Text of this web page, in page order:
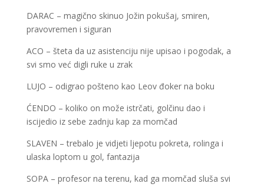
DARAC – magično skinuo Jožin pokušaj, smiren,
pravovremen i siguran
ACO – šteta da uz asistenciju nije upisao i pogodak, a
svi smo već digli ruke u zrak
LUJO – odigrao pošteno kao Leov đoker na boku
ĆENDO – koliko on može istrčati, golčinu dao i
iscijedio iz sebe zadnju kap za momčad
SLAVEN – trebalo je vidjeti ljepotu pokreta, rolinga i
ulaska loptom u gol, fantazija
SOPA – profesor na terenu, kad ga momčad sluša svi